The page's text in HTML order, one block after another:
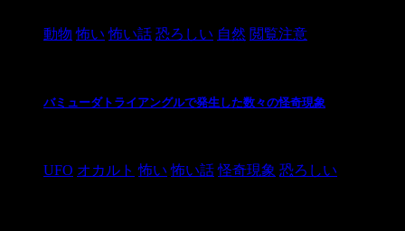
動物 怖い 怖い話 恐ろしい 自然 閲覧注意
バミューダトライアングルで発生した数々の怪奇現象
UFO オカルト 怖い 怖い話 怪奇現象 恐ろしい